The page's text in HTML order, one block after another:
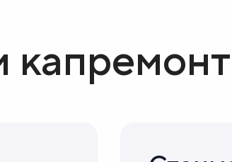
капремонт